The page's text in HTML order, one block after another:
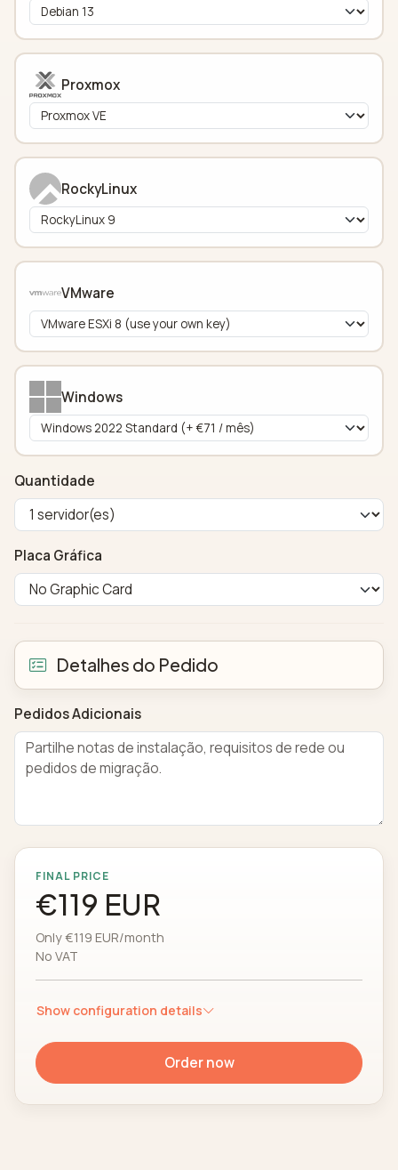
Proxmox
RockyLinux
VMware
Windows
Quantidade
Placa Gráfica
Detalhes do Pedido
Pedidos Adicionais
FINAL PRICE
€119 EUR
Only €119 EUR/month
No VAT
Show configuration details
Order now